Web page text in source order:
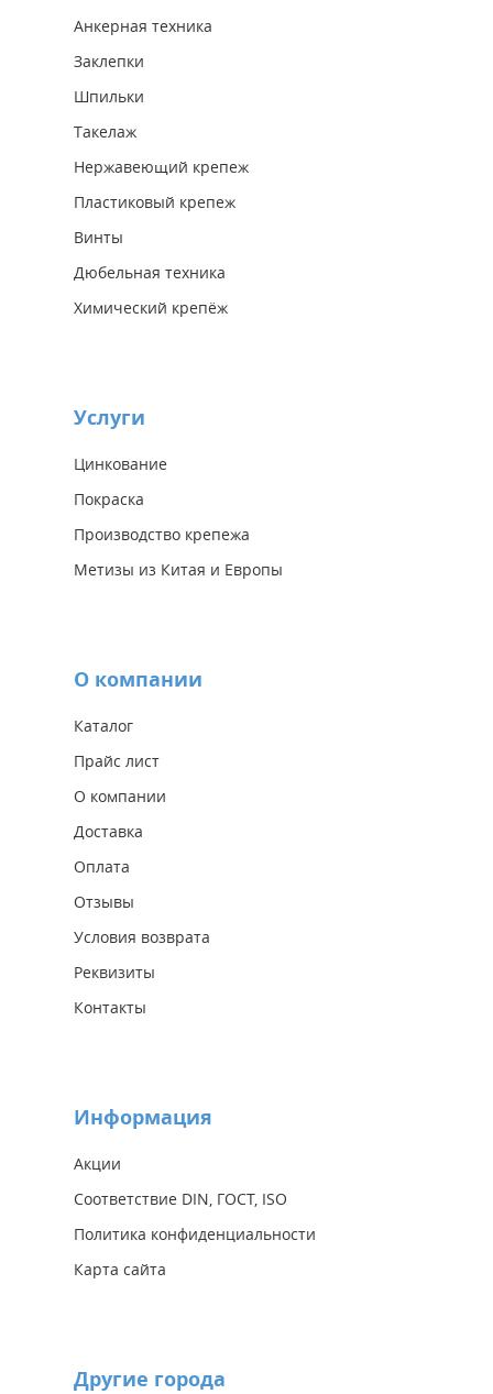
Анкерная техника
Заклепки
Шпильки
Такелаж
Нержавеющий крепеж
Пластиковый крепеж
Винты
Дюбельная техника
Химический крепёж
Услуги
Цинкование
Покраска
Производство крепежа
Метизы из Китая и Европы
О компании
Каталог
Прайс лист
О компании
Доставка
Оплата
Отзывы
Условия возврата
Реквизиты
Контакты
Информация
Акции
Соответствие DIN, ГОСТ, ISO
Политика конфиденциальности
Карта сайта
Другие города